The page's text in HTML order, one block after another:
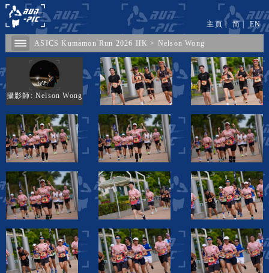
ASICS Kumamon Run 2026 HK > Nelson Wong
主頁 | 简| EN
攝影師: Nelson Wong